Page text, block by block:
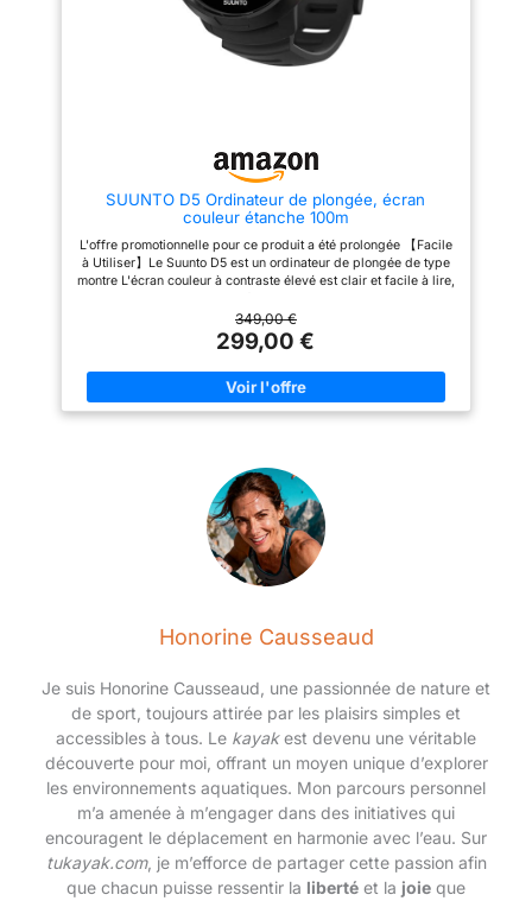
en toute tranquillité. GÈRE 3
MÉLANGES DE GAZ NITROX
DIFFÉRENTS : Fonction
exécutable pendant la plongée,
ultraplat garantit que
l'ordinateur repose
confortablement sur le
brassard, réduisant ainsi la
résistance et l'encombrement.
Son impressionnante autonomie
l'utilisateur, vous garantissent
aventures de plongée. CRESSI,
Développe avec passion des
SUUNTO D5 Ordinateur de plongée, écran
couleur étanche 100m
L'offre promotionnelle pour ce produit a été prolongée 【Facile
à Utiliser】Le Suunto D5 est un ordinateur de plongée de type
montre L'écran couleur à contraste élevé est clair et facile à lire,
l'exploration du merveilleux monde sous-marin Le bracelet
peut être facilement remplacé Le Suunto D5 relie vos deux vies
: les aventures sous-marines et les revivre plus tard et les
partager avec des amis 【Super Autonomie de la Batterie】
Équipé d'une batterie rechargeable, la durée de vie de la
batterie est jusqu'à 12 heures en mode plongée (complètement
d'applications 【Plusieurs Modes de Plongée】Choisissez
entre 3 modes de plongée, naviguez dans le menu simple et
basculez facilement entre les vues et les paramètres Vous
pouvez facilement personnaliser votre mode de plongée dans
l'application Suunto, choisir différents styles d'affichage et
choisir les détails que vous souhaitez voir pendant votre
plongée La personnalisation des modes de plongée vous
Suivez facilement les données de pression atmosphérique
pression du réservoir sur l'écran Après votre plongée, vérifiez
votre consommation d'air dans l'application Suunto (par
exemple en utilisant le Suunto Tank POD) et améliorez votre
plongée 【La Plongée en Toute Simplicité】Il peut afficher
clairement le temps sous l'eau, la profondeur de plongée, la
température de l'eau et la vitesse de plongée Et peut stocker
99 enregistrements de plongée Planifiez et analysez les
plongées et les informations de plongée, la programmation des
gaz et connectez-vous à votre smartphone via Bluetooth pour
partager vos aventures sur votre PC avec le logiciel Suunto
DM5 La fonction de localisation affiche chaque plongée et
aventure sur une carte
349,00 €
299,00 €
Honorine Causseaud
Je suis Honorine Causseaud, une passionnée de nature et
de sport, toujours attirée par les plaisirs simples et
accessibles à tous. Le kayakest devenu une véritable
découverte pour moi, offrant un moyen unique d’explorer
les environnements aquatiques. Mon parcours personnel
m’a amenée à m’engager dans des initiatives qui
encouragent le déplacement en harmonie avec l’eau. Sur
tukayak.com, je m’efforce de partager cette passion afin
que chacun puisse ressentir la liberté et la joie que